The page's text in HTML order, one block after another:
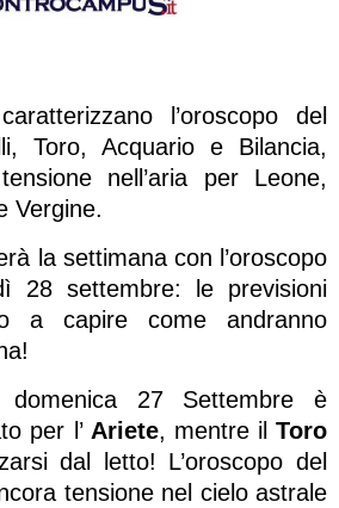
l’oroscopo del
Toro, Acquario e Bilancia,
nell’aria per Leone,
Vergine.
la settimana con l’oroscopo
28 settembre: le previsioni
a capire come andranno
domenica 27 Settembre è
per l’Ariete, mentre il Toro
dal letto! L’oroscopo del
tensione nel cielo astrale